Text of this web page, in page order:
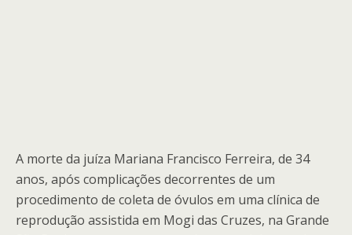
A morte da juíza Mariana Francisco Ferreira, de 34
anos, após complicações decorrentes de um
procedimento de coleta de óvulos em uma clínica de
reprodução assistida em Mogi das Cruzes, na Grande